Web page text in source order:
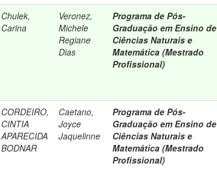
Chulek,
Carina
Veronez,
Michele
Regiane
Dias
Programa de Pós-
Graduação em Ensino de
Ciências Naturais e
Matemática (Mestrado
Profissional)
CORDEIRO,
CINTIA
APARECIDA
BODNAR
Caetano,
Joyce
Jaquelinne
Programa de Pós-
Graduação em Ensino de
Ciências Naturais e
Matemática (Mestrado
Profissional)